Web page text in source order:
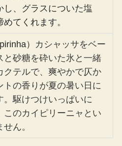
、グラスについた塩
てくれます。
）
カシャッサをベー
と砂糖を砕いた氷と一緒
クテルで、爽やかで仄か
トの香りが夏の暑い日に
。駆けつけいっぱいに
このカイピリーニャとい
ん。